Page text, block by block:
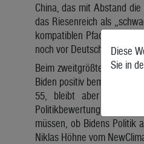
China, das mit Abstand
das Riesenreich als
kompatiblen Pfad. Sehr
noch vor Deutschland.
Beim zweitgrößten
Biden positiv bemerkbar.
55, bleibt aber in der
Politikbewertung und das
müssen, ob Bidens Politik
Niklas Höhne vom
Diese
Sie in